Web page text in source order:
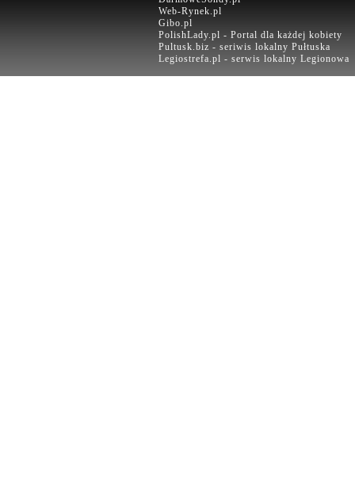
Web-Rynek.pl
Gibo.pl
PolishLady.pl - Portal dla każdej kobiety
Pultusk.biz - seriwis lokalny Pułtuska
Legiostrefa.pl - serwis lokalny Legionowa